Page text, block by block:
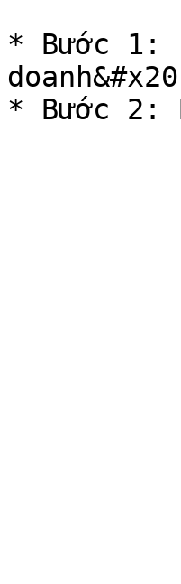
* Bước 1: